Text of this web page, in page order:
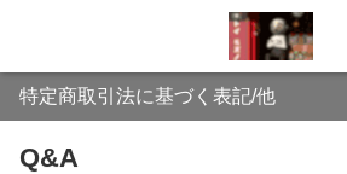
特定商取引法に基づく表記/他
Q&A